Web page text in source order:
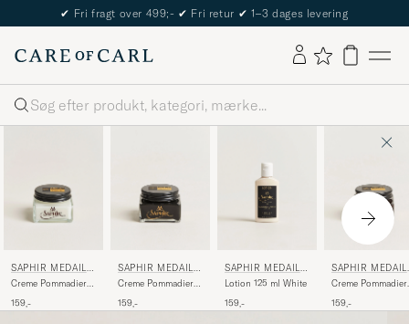
✔ Fri fragt over 499;- ✔ Fri retur ✔ 1–3 dages levering
Søg
SAPHIR MEDAILL
E D'OR
Creme Pommadier
159,-
SAPHIR MEDAILL
E D'OR
Creme Pommadier
159,-
SAPHIR MEDAILL
E D'OR
Lotion 125 ml White
159,-
SAPHIR
E D'OR
Creme Pommadier
Brown
159,-